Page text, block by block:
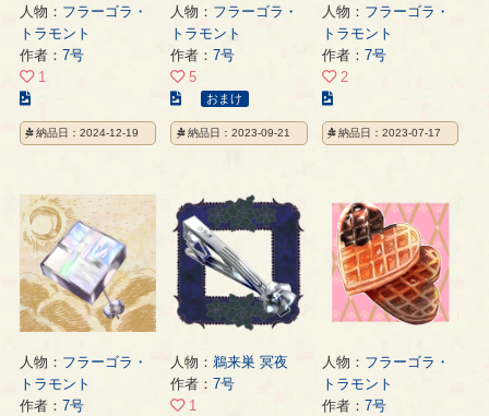
人物： フラーゴラ・
トラモント
作者： 7号
1
の
イ
ト
の
ペ
ー
ジ
納品日：2024-12-19
人物： フラーゴラ・
トラモント
作者：7号
5
こ
の
イ
ト
の
ペ
ー
ジ
おまけ
納品日：2023-09-21
人物： フラーゴラ・
トラモント
作者： 7号
2
の
イ
ト
の
ペ
ー
ジ
納品日：2023-07-17
人物： フラーゴラ・
トラモント
作者： 7号
人物： 鵜来巣 冥夜
作者：7号
1
人物： フラーゴラ・
トラモント
作者： 7号